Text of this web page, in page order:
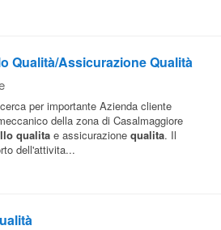
Qualità/Assicurazione Qualità
per importante Azienda cliente
della zona di Casalmaggiore
qualita e assicurazione qualita. Il
dell'attivita...